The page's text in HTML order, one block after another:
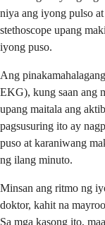
niya ang iyong pulso
stethoscope upang
iyong puso.
Ang
EKG), kung saan ang
upang maitala ang
pagsusuring ito ay
puso at karaniwang
ng ilang minuto.
Minsan ang ritmo ng
doktor, kahit na
Sa mga kasong ito,